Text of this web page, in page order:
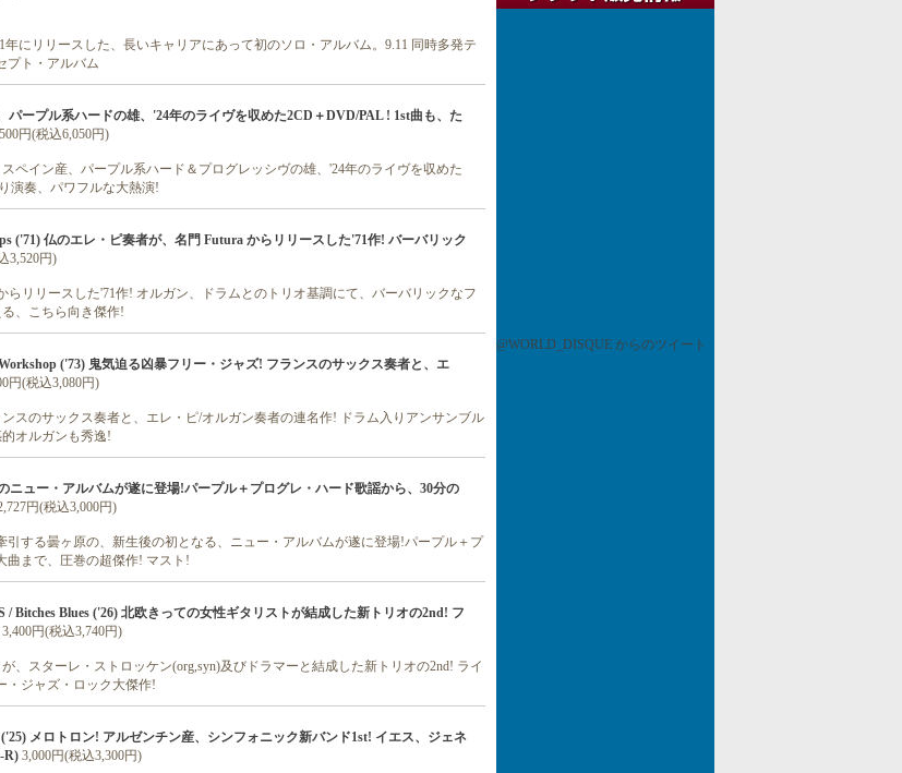
年にリリースした、長いキャリアにあって初のソロ・アルバム。9.11 同時多発テ
プト・アルバム
パープル系ハードの雄、'24年のライヴを収めた2CD＋DVD/PAL ! 1st曲も、た
円(税込6,050円)
ペイン産、パープル系ハード＆プログレッシヴの雄、'24年のライヴを収めた
演奏、パワフルな大熱演!
('71) 仏のエレ・ピ奏者が、名門 Futura からリリースした'71作! バーバリック
3,520円)
らリリースした'71作! オルガン、ドラムとのトリオ基調にて、バーバリックなフ
、こちら向き傑作!
('73) 鬼気迫る凶暴フリー・ジャズ! フランスのサックス奏者と、エ
円(税込3,080円)
スのサックス奏者と、エレ・ピ/オルガン奏者の連名作! ドラム入りアンサンブル
オルガンも秀逸!
ニュー・アルバムが遂に登場!パープル＋プログレ・ハード歌謡から、30分の
円(税込3,000円)
引する曇ヶ原の、新生後の初となる、ニュー・アルバムが遂に登場!パープル＋プ
曲まで、圧巻の超傑作! マスト!
Bitches Blues ('26) 北欧きっての女性ギタリストが結成した新トリオの2nd! フ
3,400円(税込3,740円)
、スターレ・ストロッケン(org,syn)及びドラマーと結成した新トリオの2nd! ライ
・ジャズ・ロック大傑作!
メロトロン! アルゼンチン産、シンフォニック新バンド1st! イエス、ジェネ
R) 3,000円(税込3,300円)
@WORLD_DISQUE からのツイート